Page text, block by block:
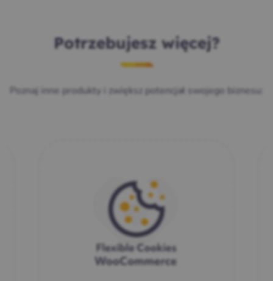
Potrzebujesz więcej?
Poznaj inne produkty i zwiększ potencjał swojego biznesu: